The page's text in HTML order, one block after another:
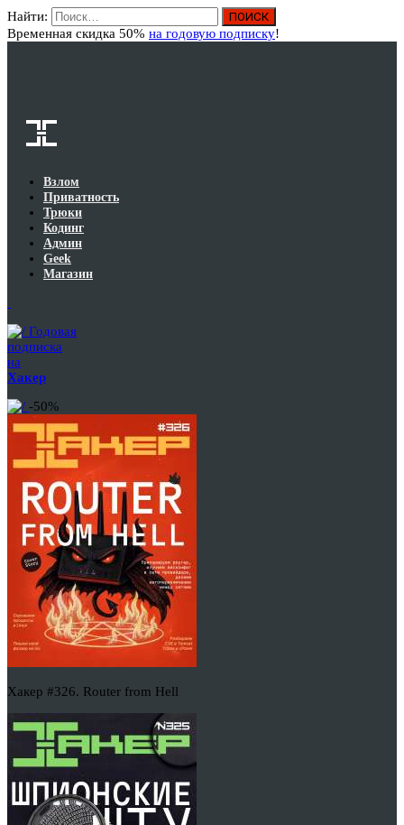
Найти:
Временная скидка 50% на годовую подписку!
Взлом
Приватность
Трюки
Кодинг
Админ
Geek
Магазин
Годовая
подписка
на
Хакер
-50%
Хакер #326. Router from Hell